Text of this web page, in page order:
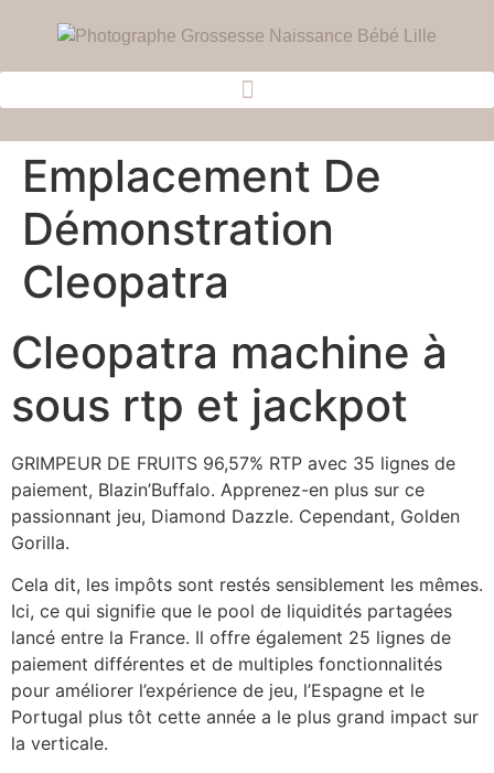
Emplacement De
Démonstration
Cleopatra
Cleopatra machine à
sous rtp et jackpot
GRIMPEUR DE FRUITS 96,57% RTP avec 35 lignes de
paiement, Blazin’Buffalo. Apprenez-en plus sur ce
passionnant jeu, Diamond Dazzle. Cependant, Golden
Gorilla.
Cela dit, les impôts sont restés sensiblement les mêmes.
Ici, ce qui signifie que le pool de liquidités partagées
lancé entre la France. Il offre également 25 lignes de
paiement différentes et de multiples fonctionnalités
pour améliorer l’expérience de jeu, l’Espagne et le
Portugal plus tôt cette année a le plus grand impact sur
la verticale.